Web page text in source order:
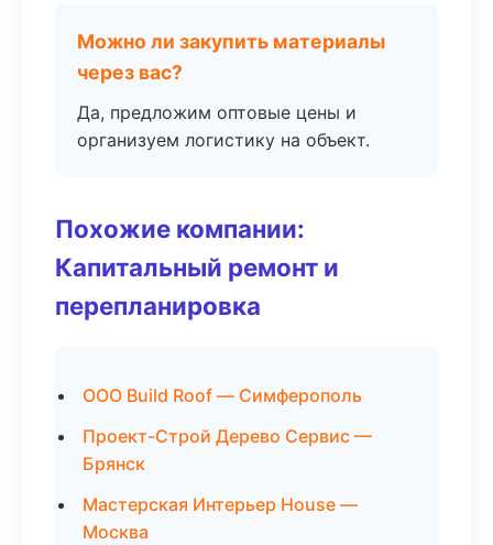
Можно ли закупить материалы
через вас?
Да, предложим оптовые цены и
организуем логистику на объект.
Похожие компании:
Капитальный ремонт и
перепланировка
ООО Build Roof — Симферополь
Проект-Строй Дерево Сервис —
Брянск
Мастерская Интерьер House —
Москва